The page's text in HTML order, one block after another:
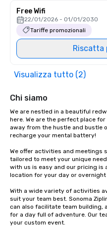
Free Wifi
22/01/2026 - 01/01/2030
Tariffe promozionali
Riscatta
Visualizza tutto (2)
Chi siamo
We are nestled in a beautiful
here. We are the perfect place
away from the hustle and bustle
recharge your mental battery!
We offer activities and meetings
tailored to meet your unique
with us is easy and our pricing is
location for your day or
With a wide variety of activities
suit your team best. Sonoma
can also facilitate team building,
for a day full of adventure. Our
your custom event.